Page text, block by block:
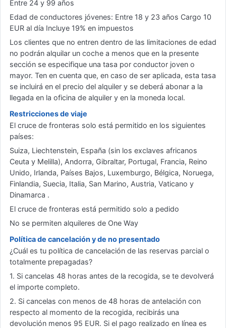
Entre 24 y 99 años
Edad de conductores jóvenes: Entre 18 y 23 años Cargo 10
EUR al día Incluye 19% en impuestos
Los clientes que no entren dentro de las limitaciones de edad
no podrán alquilar un coche a menos que en la presente
sección se especifique una tasa por conductor joven o
mayor. Ten en cuenta que, en caso de ser aplicada, esta tasa
se incluirá en el precio del alquiler y se deberá abonar a la
llegada en la oficina de alquiler y en la moneda local.
Restricciones de viaje
El cruce de fronteras solo está permitido en los siguientes
países:
Suiza, Liechtenstein, España (sin los exclaves africanos
Ceuta y Melilla), Andorra, Gibraltar, Portugal, Francia, Reino
Unido, Irlanda, Países Bajos, Luxemburgo, Bélgica, Noruega,
Finlandia, Suecia, Italia, San Marino, Austria, Vaticano y
Dinamarca .
El cruce de fronteras está permitido solo a pedido
No se permiten alquileres de One Way
Política de cancelación y de no presentado
¿Cuál es tu política de cancelación de las reservas parcial o
totalmente prepagadas?
1. Si cancelas 48 horas antes de la recogida, se te devolverá
el importe completo.
2. Si cancelas con menos de 48 horas de antelación con
respecto al momento de la recogida, recibirás una
devolución menos 95 EUR. Si el pago realizado en línea es